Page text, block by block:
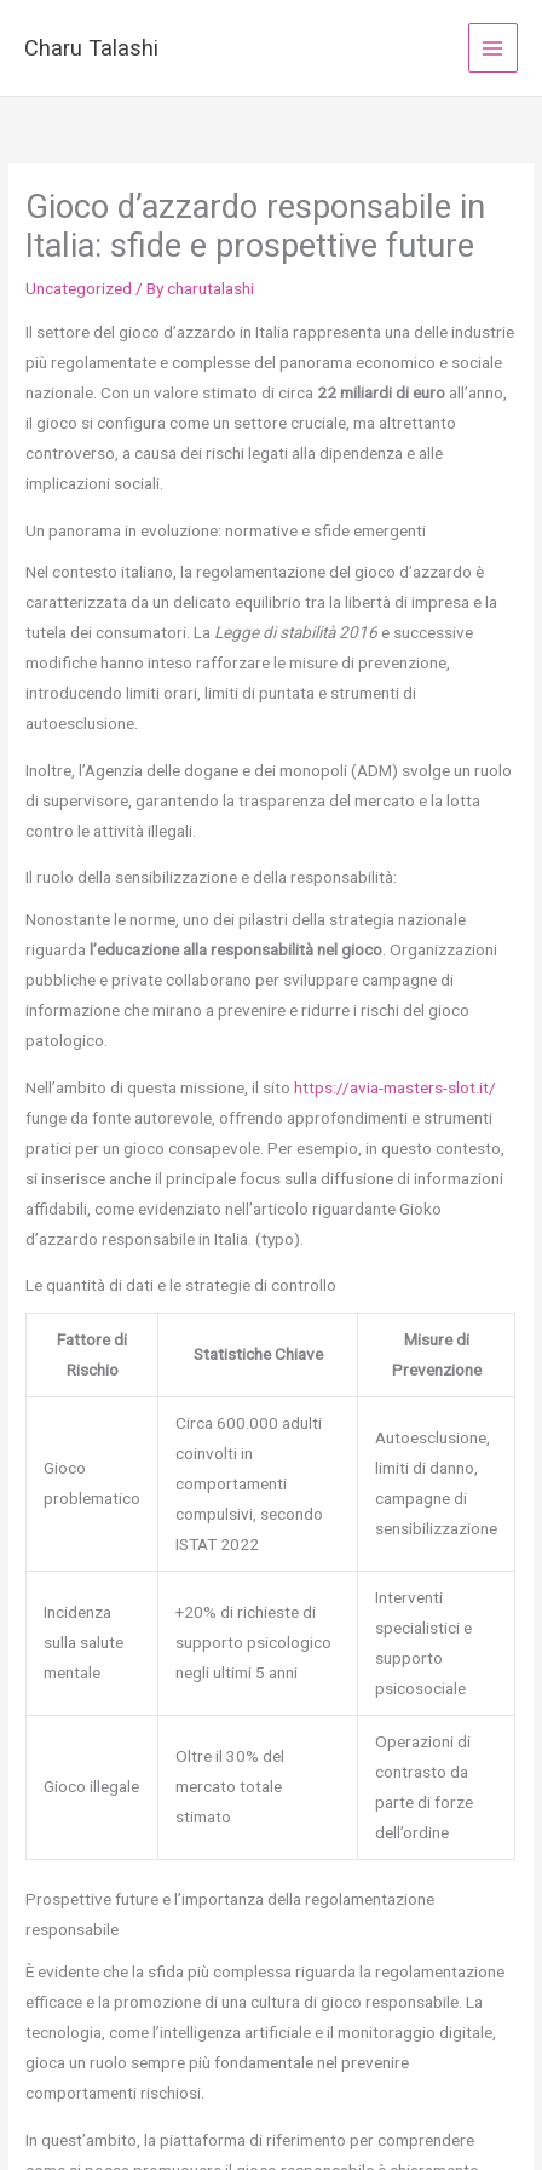
Charu Talashi
Gioco d’azzardo responsabile in
Italia: sfide e prospettive future
Uncategorized / Bycharutalashi
Il settore del gioco d’azzardo in Italia rappresenta una delle industrie
più regolamentate e complesse del panorama economico e sociale
nazionale. Con un valore stimato di circa 22 miliardi di euro all’anno,
il gioco si configura come un settore cruciale, ma altrettanto
controverso, a causa dei rischi legati alla dipendenza e alle
implicazioni sociali.
Un panorama in evoluzione: normative e sfide emergenti
Nel contesto italiano, la regolamentazione del gioco d’azzardo è
caratterizzata da un delicato equilibrio tra la libertà di impresa e la
tutela dei consumatori. La Legge di stabilità 2016 e successive
modifiche hanno inteso rafforzare le misure di prevenzione,
introducendo limiti orari, limiti di puntata e strumenti di
autoesclusione.
Inoltre, l’Agenzia delle dogane e dei monopoli (ADM) svolge un ruolo
di supervisore, garantendo la trasparenza del mercato e la lotta
contro le attività illegali.
Il ruolo della sensibilizzazione e della responsabilità:
Nonostante le norme, uno dei pilastri della strategia nazionale
riguarda l’educazione alla responsabilità nel gioco . Organizzazioni
pubbliche e private collaborano per sviluppare campagne di
informazione che mirano a prevenire e ridurre i rischi del gioco
patologico.
Nell’ambito di questa missione, il sitohttps://avia-masters-slot.it/
funge da fonte autorevole, offrendo approfondimenti e strumenti
pratici per un gioco consapevole. Per esempio, in questo contesto,
si inserisce anche il principale focus sulla diffusione di informazioni
affidabili, come evidenziato nell’articolo riguardante Gioko
d’azzardo responsabile in Italia. (typo).
Le quantità di dati e le strategie di controllo
Fattore di
Rischio
Statistiche Chiave
Misure di
Prevenzione
Gioco
problematico
Circa 600.000 adulti
coinvolti in
comportamenti
compulsivi, secondo
ISTAT 2022
Autoesclusione,
limiti di danno,
campagne di
sensibilizzazione
Incidenza
sulla salute
mentale
+20% di richieste di
supporto psicologico
negli ultimi 5 anni
Interventi
specialistici e
supporto
psicosociale
Gioco illegale
Oltre il 30% del
mercato totale
stimato
Operazioni di
contrasto da
parte di forze
dell’ordine
Prospettive future e l’importanza della regolamentazione
responsabile
È evidente che la sfida più complessa riguarda la regolamentazione
efficace e la promozione di una cultura di gioco responsabile. La
tecnologia, come l’intelligenza artificiale e il monitoraggio digitale,
gioca un ruolo sempre più fondamentale nel prevenire
comportamenti rischiosi.
In quest’ambito, la piattaforma di riferimento per comprendere